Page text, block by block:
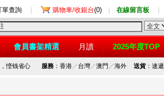
單查詢 購物車/收銀台(0) 在線留言板
會員書架精選 月讀 2025年度TOP
悭钱省心 服務：香港／ 台灣／澳門 ／海外 送貨：速遞